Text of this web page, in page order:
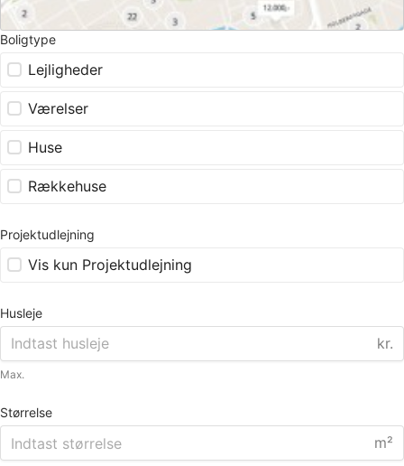
Boligtype
Lejligheder
Værelser
Huse
Rækkehuse
Projektudlejning
Vis kun Projektudlejning
Husleje
kr.
Max.
Størrelse
m²